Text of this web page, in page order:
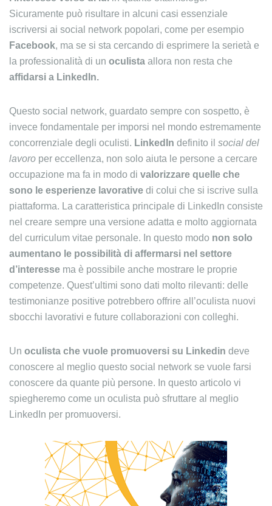
Sicuramente può risultare in alcuni casi essenziale
iscriversi ai social network popolari, come per esempio
Facebook, ma se si sta cercando di esprimere la serietà e
la professionalità di un oculista allora non resta che
affidarsi a LinkedIn.
Questo social network, guardato sempre con sospetto, è
invece fondamentale per imporsi nel mondo estremamente
concorrenziale degli oculisti. LinkedIn definito il social del
lavoro per eccellenza, non solo aiuta le persone a cercare
occupazione ma fa in modo di valorizzare quelle che
sono le esperienze lavorative di colui che si iscrive sulla
piattaforma. La caratteristica principale di LinkedIn consiste
nel creare sempre una versione adatta e molto aggiornata
del curriculum vitae personale. In questo modo non solo
aumentano le possibilità di affermarsi nel settore
d’interesse ma è possibile anche mostrare le proprie
competenze. Quest’ultimi sono dati molto rilevanti: delle
testimonianze positive potrebbero offrire all’oculista nuovi
sbocchi lavorativi e future collaborazioni con colleghi.
Un oculista che vuole promuoversi su Linkedin deve
conoscere al meglio questo social network se vuole farsi
conoscere da quante più persone. In questo articolo vi
spiegheremo come un oculista può sfruttare al meglio
LinkedIn per promuoversi.